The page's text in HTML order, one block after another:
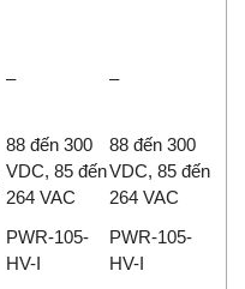
– –
88 đến 300
VDC, 85 đến
264 VAC
88 đến 300
VDC, 85 đến
264 VAC
PWR-105-
HV-I
PWR-105-
HV-I